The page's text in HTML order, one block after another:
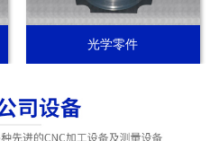
光学零件